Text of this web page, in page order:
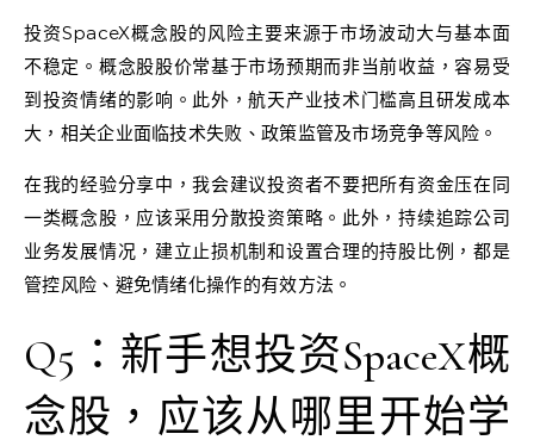
投资SpaceX概念股的风险主要来源于市场波动大与基本面
不稳定。概念股股价常基于市场预期而非当前收益，容易受
到投资情绪的影响。此外，航天产业技术门槛高且研发成本
大，相关企业面临技术失败、政策监管及市场竞争等风险。
在我的经验分享中，我会建议投资者不要把所有资金压在同
一类概念股，应该采用分散投资策略。此外，持续追踪公司
业务发展情况，建立止损机制和设置合理的持股比例，都是
管控风险、避免情绪化操作的有效方法。
Q5：新手想投资SpaceX概
念股，应该从哪里开始学